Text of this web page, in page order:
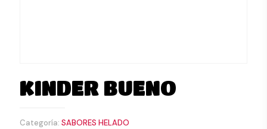
KINDER BUENO
Categoría: SABORES HELADO